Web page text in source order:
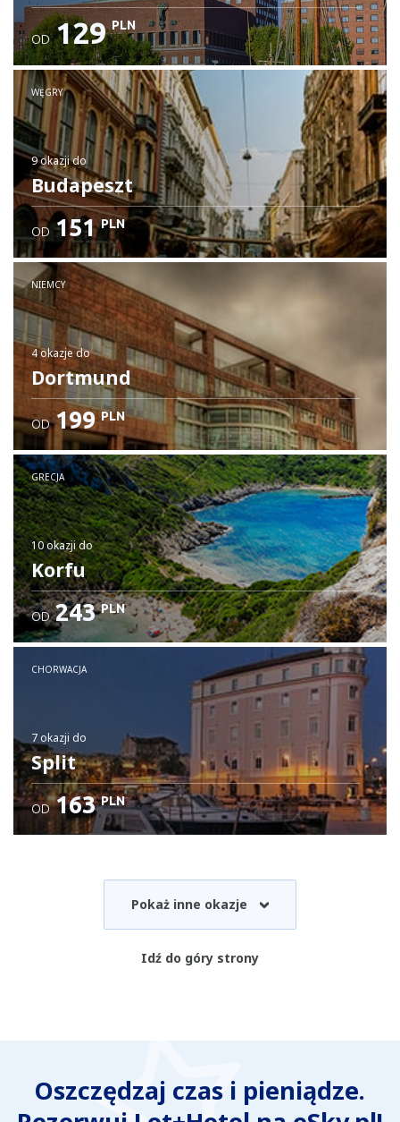
OD 129 PLN
WĘGRY
9 okazjido
Budapeszt
OD 151 PLN
NIEMCY
4 okazjedo
Dortmund
OD 199 PLN
GRECJA
10 okazjido
Korfu
OD 243 PLN
CHORWACJA
7 okazji do
Split
OD 163 PLN
Pokaż inne okazje
Idź do góry strony
Oszczędzaj czas i pieniądze.